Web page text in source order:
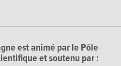
est animé par le Pôle
et soutenu par :